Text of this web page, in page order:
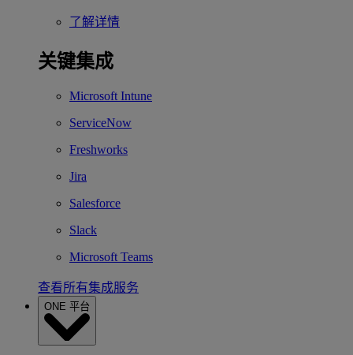
了解详情
关键集成
Microsoft Intune
ServiceNow
Freshworks
Jira
Salesforce
Slack
Microsoft Teams
查看所有集成服务
ONE 平台